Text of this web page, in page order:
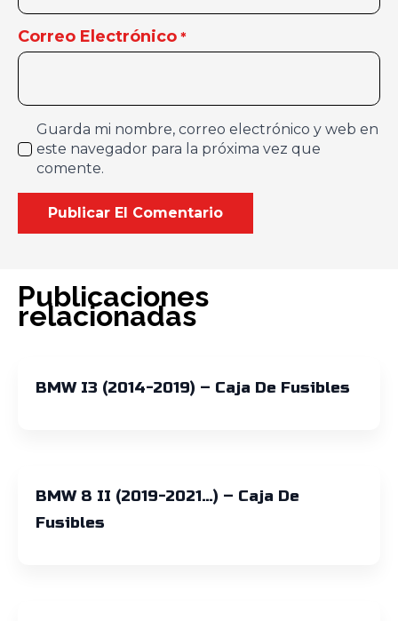
Correo Electrónico *
Guarda mi nombre, correo electrónico y web en
este navegador para la próxima vez que
comente.
Publicaciones
relacionadas
BMW I3 (2014-2019) – Caja De Fusibles
BMW 8 II (2019-2021…) – Caja De
Fusibles